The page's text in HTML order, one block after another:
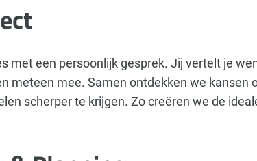
met een persoonlijk gesprek. Jij vertelt je
meteen mee. Samen ontdekken we kansen
scherper te krijgen. Zo creëren we de